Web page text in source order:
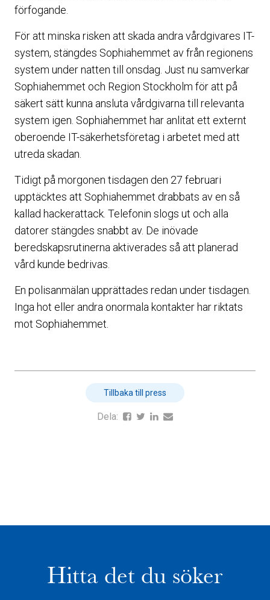
förfogande.
För att minska risken att skada andra vårdgivares IT-
system, stängdes Sophiahemmet av från regionens
system under natten till onsdag. Just nu samverkar
Sophiahemmet och Region Stockholm för att på
säkert sätt kunna ansluta vårdgivarna till relevanta
system igen. Sophiahemmet har anlitat ett externt
oberoende IT-säkerhetsföretag i arbetet med att
utreda skadan.
Tidigt på morgonen tisdagen den 27 februari
upptäcktes att Sophiahemmet drabbats av en så
kallad hackerattack. Telefonin slogs ut och alla
datorer stängdes snabbt av. De inövade
beredskapsrutinerna aktiverades så att planerad
vård kunde bedrivas.
En polisanmälan upprättades redan under tisdagen.
Inga hot eller andra onormala kontakter har riktats
mot Sophiahemmet.
Tillbaka till press
Dela:
Hitta det du söker